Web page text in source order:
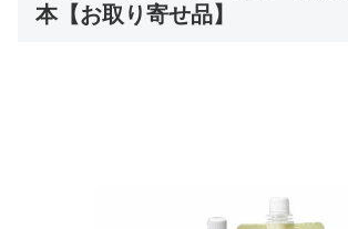
本【お取り寄せ品】